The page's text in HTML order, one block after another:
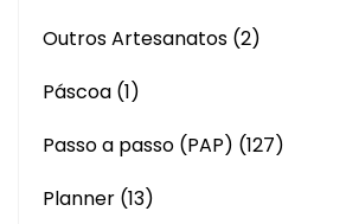
Outros Artesanatos (2)
Páscoa (1)
Passo a passo (PAP) (127)
Planner (13)